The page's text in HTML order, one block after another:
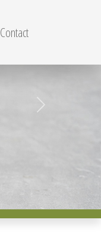
Contact
Next